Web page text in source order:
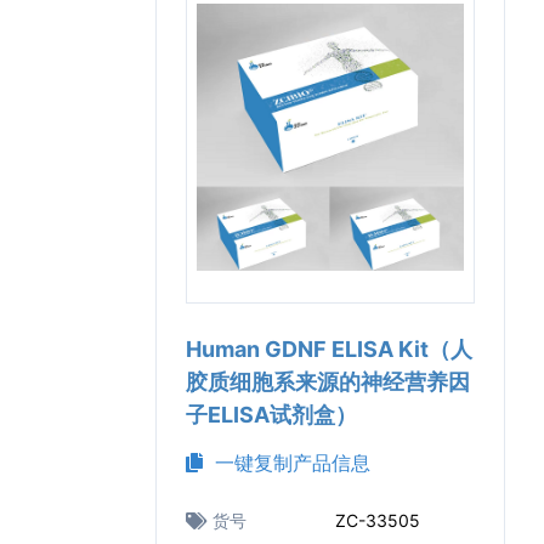
Human GDNF ELISA Kit（人
胶质细胞系来源的神经营养因
子ELISA试剂盒）
一键复制产品信息
货号 ZC-33505